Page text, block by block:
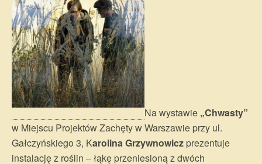
Na wystawie „Chwasty”
w Miejscu Projektów Zachęty w Warszawie przy ul.
Gałczyńskiego 3, Karolina Grzywnowicz prezentuje
instalację z roślin – łąkę przeniesioną z dwóch